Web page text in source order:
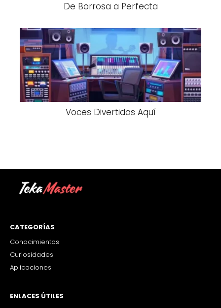
De Borrosa a Perfecta
Voces Divertidas Aquí
CATEGORÍAS
Conocimientos
Curiosidades
Aplicaciones
ENLACES ÚTILES